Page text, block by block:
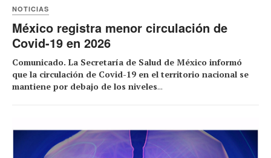
NOTICIAS
México registra menor circulación de
Covid-19 en 2026
Comunicado. La Secretaría de Salud de México informó
que la circulación de Covid-19 en el territorio nacional se
mantiene por debajo de los niveles...